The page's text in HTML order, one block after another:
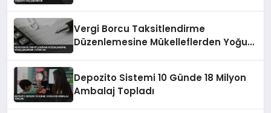
Vergi Borcu Taksitlendirme
Düzenlemesine Mükelleflerden Yoğun
Depozito Sistemi 10 Günde 18 Milyon
Ambalaj Topladı